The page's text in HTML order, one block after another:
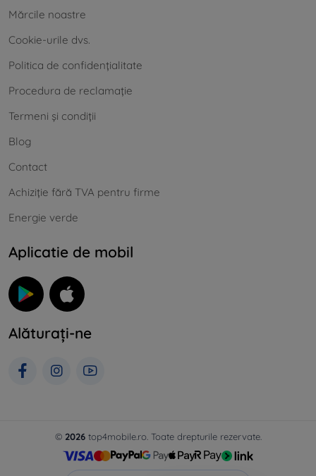
Mărcile noastre
Cookie-urile dvs.
Politica de confidențialitate
Procedura de reclamație
Termeni și condiții
Blog
Contact
Achiziție fără TVA pentru firme
Energie verde
Aplicatie de mobil
Alăturați-ne
© 2026top4mobile.ro. Toate drepturile rezervate.